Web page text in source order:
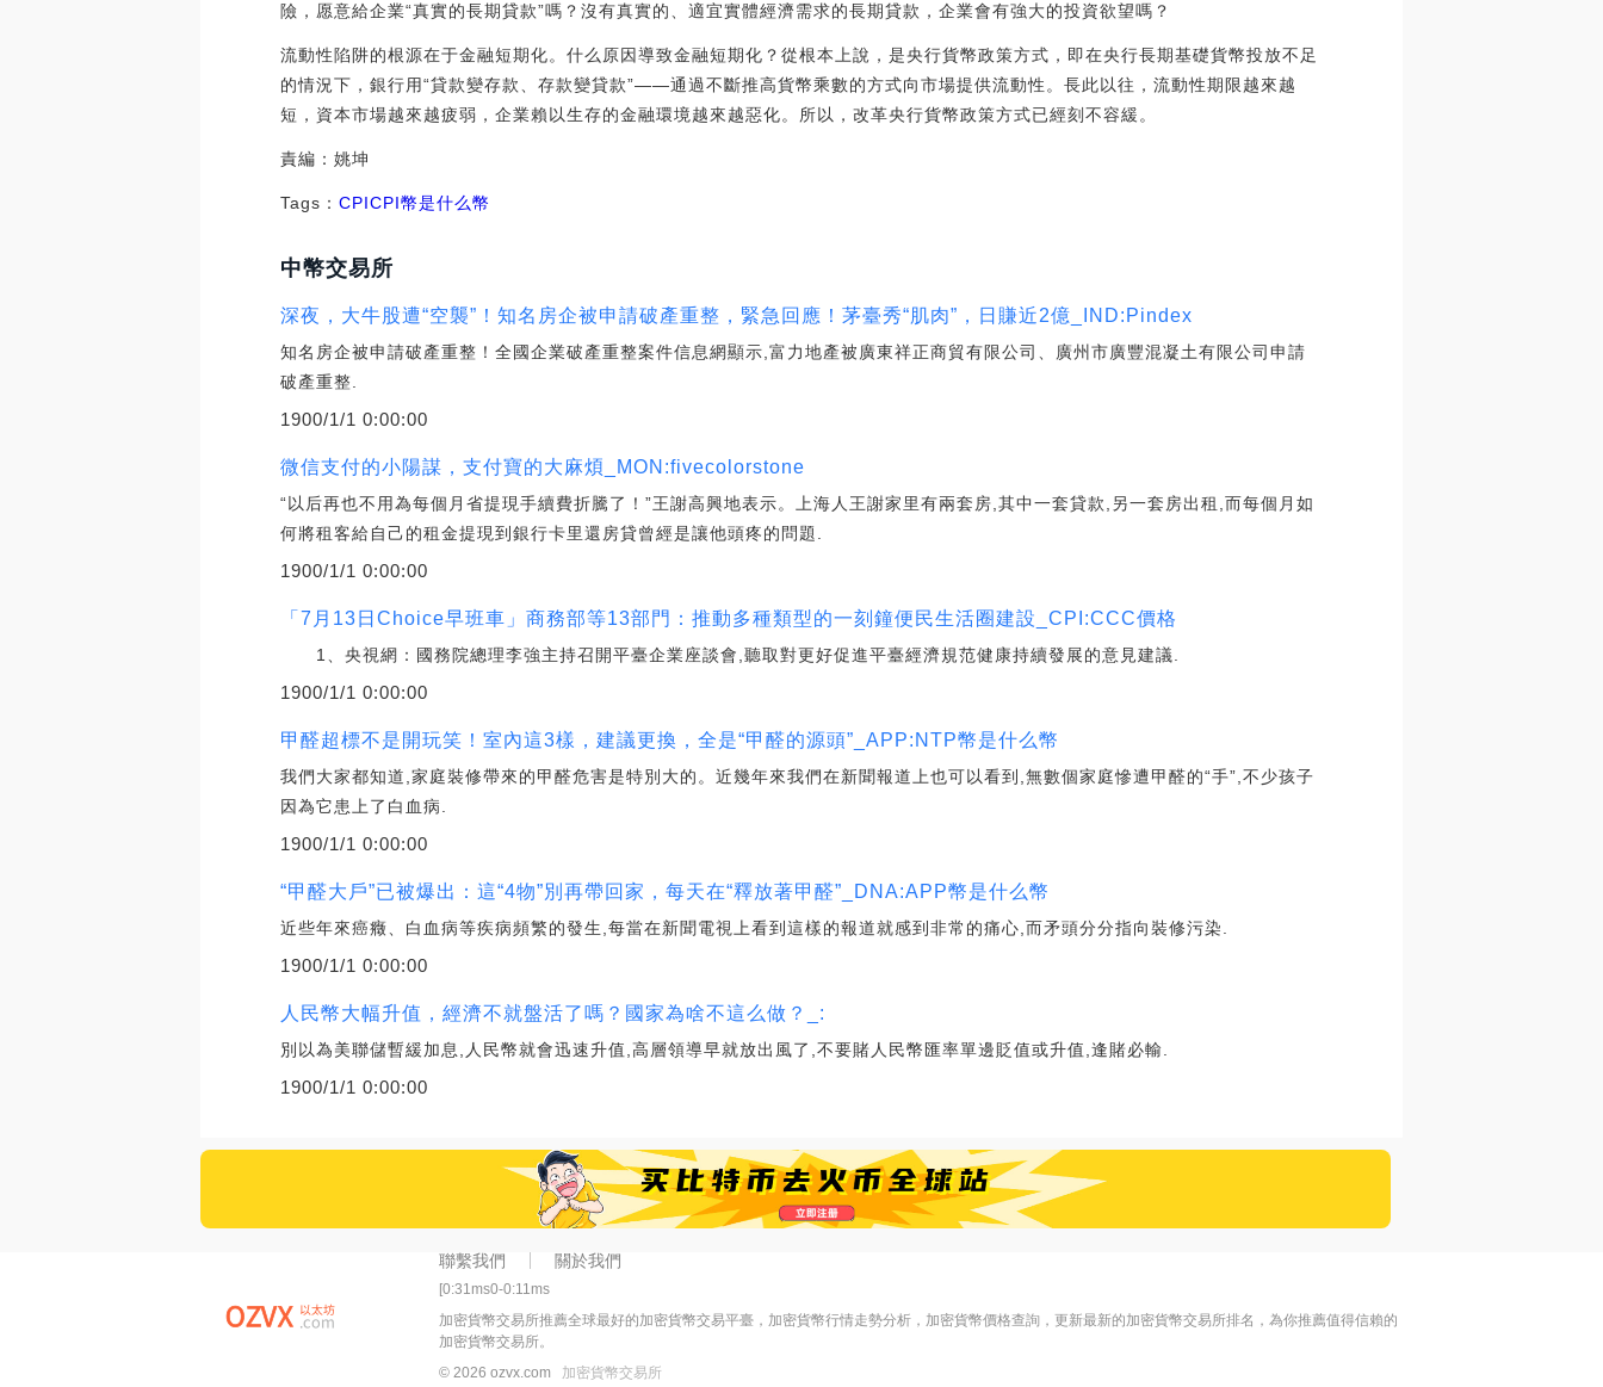
險，愿意給企業“真實的長期貸款”嗎？沒有真實的、適宜實體經濟需求的長期貸款，企業會有強大的投資欲望嗎？
流動性陷阱的根源在于金融短期化。什么原因導致金融短期化？從根本上說，是央行貨幣政策方式，即在央行長期基礎貨幣投放不足
的情況下，銀行用“貸款變存款、存款變貸款”——通過不斷推高貨幣乘數的方式向市場提供流動性。長此以往，流動性期限越來越
短，資本市場越來越疲弱，企業賴以生存的金融環境越來越惡化。所以，改革央行貨幣政策方式已經刻不容緩。
責編：姚坤
Tags：CPICPI幣是什么幣
中幣交易所
深夜，大牛股遭“空襲”！知名房企被申請破產重整，緊急回應！茅臺秀“肌肉”，日賺近2億_IND:Pindex
知名房企被申請破產重整！全國企業破產重整案件信息網顯示,富力地產被廣東祥正商貿有限公司、廣州市廣豐混凝土有限公司申請
破產重整.
1900/1/1 0:00:00
微信支付的小陽謀，支付寶的大麻煩_MON:fivecolorstone
“以后再也不用為每個月省提現手續費折騰了！”王謝高興地表示。上海人王謝家里有兩套房,其中一套貸款,另一套房出租,而每個月如
何將租客給自己的租金提現到銀行卡里還房貸曾經是讓他頭疼的問題.
1900/1/1 0:00:00
「7月13日Choice早班車」商務部等13部門：推動多種類型的一刻鐘便民生活圈建設_CPI:CCC價格
1、央視網：國務院總理李強主持召開平臺企業座談會,聽取對更好促進平臺經濟規范健康持續發展的意見建議.
1900/1/1 0:00:00
甲醛超標不是開玩笑！室內這3樣，建議更換，全是“甲醛的源頭”_APP:NTP幣是什么幣
我們大家都知道,家庭裝修帶來的甲醛危害是特別大的。近幾年來我們在新聞報道上也可以看到,無數個家庭慘遭甲醛的“手”,不少孩子
因為它患上了白血病.
1900/1/1 0:00:00
“甲醛大戶”已被爆出：這“4物”別再帶回家，每天在“釋放著甲醛”_DNA:APP幣是什么幣
近些年來癌癥、白血病等疾病頻繁的發生,每當在新聞電視上看到這樣的報道就感到非常的痛心,而矛頭分分指向裝修污染.
1900/1/1 0:00:00
人民幣大幅升值，經濟不就盤活了嗎？國家為啥不這么做？_:
別以為美聯儲暫緩加息,人民幣就會迅速升值,高層領導早就放出風了,不要賭人民幣匯率單邊貶值或升值,逢賭必輸.
1900/1/1 0:00:00
聯繫我們 關於我們
[0:31ms0-0:11ms
加密貨幣交易所推薦全球最好的加密貨幣交易平臺，加密貨幣行情走勢分析，加密貨幣價格查詢，更新最新的加密貨幣交易所排名，為你推薦值得信賴的
加密貨幣交易所。
© 2026 ozvx.com 加密貨幣交易所